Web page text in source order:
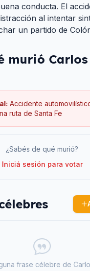
conducta. El
al intentar
un partido de
murió Carlos
Accidente
ruta de Santa Fe
¿Sabés de qué murió?
Iniciá sesión para votar
frase célebre de